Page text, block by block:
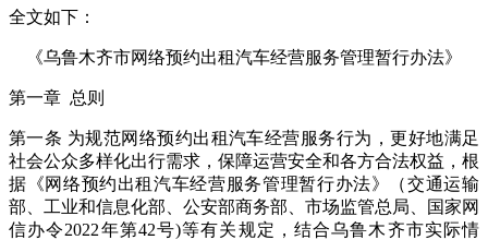
全文如下：
《乌鲁木齐市网络预约出租汽车经营服务管理暂行办法》
第一章 总则
第一条 为规范网络预约出租汽车经营服务行为，更好地满足
社会公众多样化出行需求，保障运营安全和各方合法权益，根
据《网络预约出租汽车经营服务管理暂行办法》（交通运输
部、工业和信息化部、公安部商务部、市场监管总局、国家网
信办令2022年第42号)等有关规定，结合乌鲁木齐市实际情